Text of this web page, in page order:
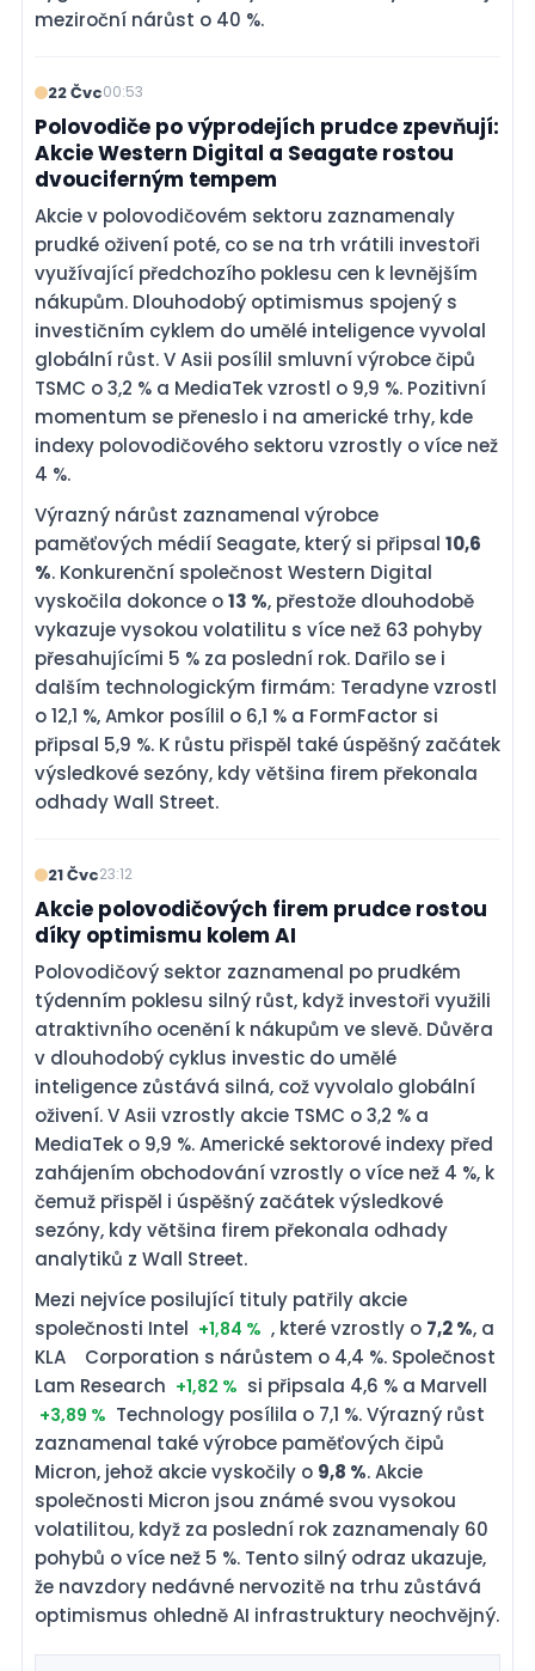
meziroční nárůst o 40 %.
22 Čvc00:53
Polovodiče po výprodejích prudce zpevňují:
Akcie Western Digital a Seagate rostou
dvouciferným tempem
Akcie v polovodičovém sektoru zaznamenaly
prudké oživení poté, co se na trh vrátili investoři
využívající předchozího poklesu cen k levnějším
nákupům. Dlouhodobý optimismus spojený s
investičním cyklem do umělé inteligence vyvolal
globální růst. V Asii posílil smluvní výrobce čipů
TSMC o 3,2 % a MediaTek vzrostl o 9,9 %. Pozitivní
momentum se přeneslo i na americké trhy, kde
indexy polovodičového sektoru vzrostly o více než
4 %.
Výrazný nárůst zaznamenal výrobce
paměťových médií Seagate, který si připsal 10,6
%. Konkurenční společnost Western Digital
vyskočila dokonce o13 %, přestože dlouhodobě
vykazuje vysokou volatilitu s více než 63 pohyby
přesahujícími 5 % za poslední rok. Dařilo se i
dalším technologickým firmám: Teradyne vzrostl
o 12,1 %, Amkor posílil o 6,1 % a FormFactor si
připsal 5,9 %. K růstu přispěl také úspěšný začátek
výsledkové sezóny, kdy většina firem překonala
odhady Wall Street.
21 Čvc23:12
Akcie polovodičových firem prudce rostou
díky optimismu kolem AI
Polovodičový sektor zaznamenal po prudkém
týdenním poklesu silný růst, když investoři využili
atraktivního ocenění k nákupům ve slevě. Důvěra
v dlouhodobý cyklus investic do umělé
inteligence zůstává silná, což vyvolalo globální
oživení. V Asii vzrostly akcie TSMC o 3,2 % a
MediaTek o 9,9 %. Americké sektorové indexy před
zahájením obchodování vzrostly o více než 4 %, k
čemuž přispěl i úspěšný začátek výsledkové
sezóny, kdy většina firem překonala odhady
analytiků z Wall Street.
Mezi nejvíce posilující tituly patřily akcie
společnosti Intel +1,84 % , které vzrostly o 7,2 %, a
KLA
+2,53 % Corporation s nárůstem o 4,4 %.
Společnost Lam Research +1,82 % si připsala 4,6
% a Marvell +3,89 % Technology posílila o 7,1 %.
Výrazný růst zaznamenal také výrobce
paměťových čipů Micron, jehož akcie vyskočily o
9,8 %. Akcie společnosti Micron jsou známé svou
vysokou volatilitou, když za poslední rok
zaznamenaly 60 pohybů o více než 5 %. Tento
silný odraz ukazuje, že navzdory nedávné
nervozitě na trhu zůstává optimismus ohledně AI